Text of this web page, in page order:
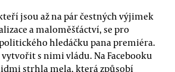
jsou až na pár čestných výjimek
a maloměšťáctví, se pro
hledáčku pana premiéra.
s nimi vládu. Na Facebooku
strhla mela, která způsobí